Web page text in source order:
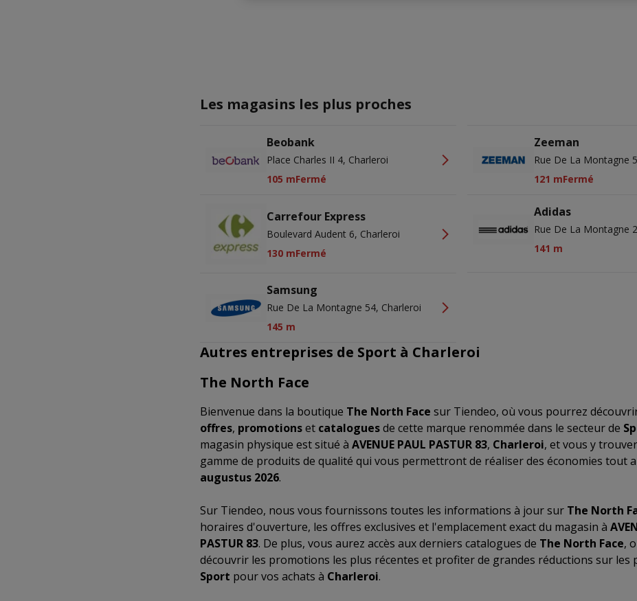
Les magasins les plus proches
Beobank
Place Charles II 4, Charleroi
105 mFermé
Zeeman
Rue De La Montagne
121 mFermé
Carrefour Express
Boulevard Audent 6, Charleroi
130 mFermé
Adidas
Rue De La Montagne
141 m
Samsung
Rue De La Montagne 54, Charleroi
145 m
Autres entreprises de Sport à Charleroi
The North Face
Bienvenue dans la boutique The North Face sur Tiendeo, où vous pourrez
offres, promotionset cataloguesde cette marque renommée dans le secteur de
magasin physique est situé à AVENUE PAUL PASTUR 83, Charleroi, et vous y
gamme de produits de qualité qui vous permettront de réaliser des économies tout
augustus 2026.
Sur Tiendeo, nous vous fournissons toutes les informations à jour sur The North
horaires d'ouverture, les offres exclusives et l'emplacement exact du magasin à
PASTUR 83. De plus, vous aurez accès aux derniers catalogues de The North Face,
découvrir les promotions les plus récentes et profiter de grandes réductions sur les
Sport pour vos achats à Charleroi.